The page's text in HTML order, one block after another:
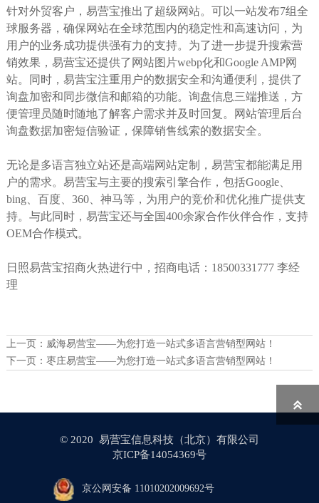
针对外贸客户，易营宝推出了超级网站。可以一站发布7组全
球服务器，确保网站在全球范围内的稳定性和高速访问，为
用户的业务成功提供强有力的支持。为了进一步提升搜索营
销效果，易营宝还提供了网站图片webp化和Google AMP网
站。同时，易营宝注重用户的数据安全和沟通便利，提供了
询盘加密和同步微信和邮箱的功能。询盘信息三端推送，方
便管理员随时随地了解客户需求并及时回复。网站管理后台
询盘数据加密短信验证，保障销售线索的数据安全。
无论是多语言独立站还是高端网站定制，易营宝都能满足用
户的需求。易营宝与主要的搜索引擎合作，包括Google、
bing、百度、360、神马等，为用户的竞价和优化推广提供支
持。与此同时，易营宝还与全国400余家合作伙伴合作，支持
OEM合作模式。
日照易营宝招商火热进行中，招商电话：18500331777 李经
理
上一页： 威海易营宝——为您打造一站式多语言营销型网站！
下一页： 枣庄易营宝——为您打造一站式多语言营销型网站！
© 2020 易营宝信息科技（北京）有限公司
京ICP备14054369号
京公网安备 11010202009692号
